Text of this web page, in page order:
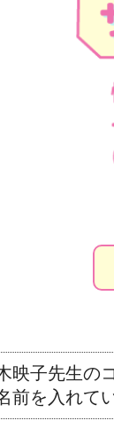
映子先生の
前を入れて